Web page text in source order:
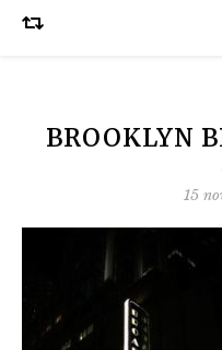
Blog voyages
BROOKLYN
15